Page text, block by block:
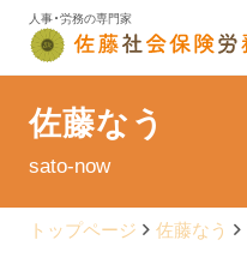
人事・労務の専門家
佐藤なう
sato-now
トップページ 佐藤なう